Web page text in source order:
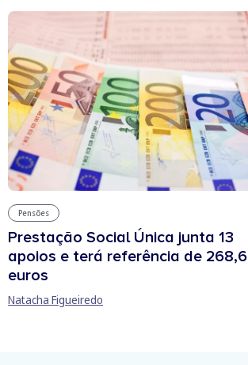
Pensões
Prestação Social Única junta 13
apoios e terá referência de 268,6
euros
Natacha Figueiredo